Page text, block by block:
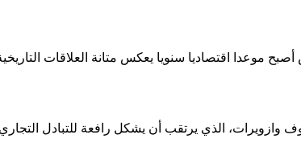
موعدا اقتصاديا سنويا يعكس متانة العلاقات
وازويرات، الذي يرتقب أن يشكل رافعة للتبادل